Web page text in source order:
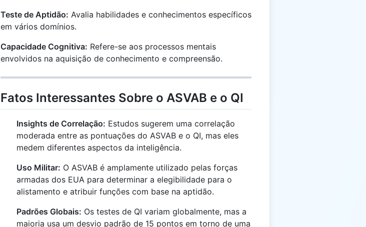
Teste de Aptidão: Avalia habilidades e conhecimentos específicos
em vários domínios.
Capacidade Cognitiva: Refere-se aos processos mentais
envolvidos na aquisição de conhecimento e compreensão.
Fatos Interessantes Sobre o ASVAB e o QI
Insights de Correlação: Estudos sugerem uma correlação
moderada entre as pontuações do ASVAB e o QI, mas eles
medem diferentes aspectos da inteligência.
Uso Militar: O ASVAB é amplamente utilizado pelas forças
armadas dos EUA para determinar a elegibilidade para o
alistamento e atribuir funções com base na aptidão.
Padrões Globais: Os testes de QI variam globalmente, mas a
maioria usa um desvio padrão de 15 pontos em torno de uma